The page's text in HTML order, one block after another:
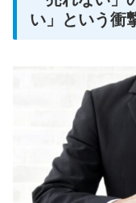
い」という衝